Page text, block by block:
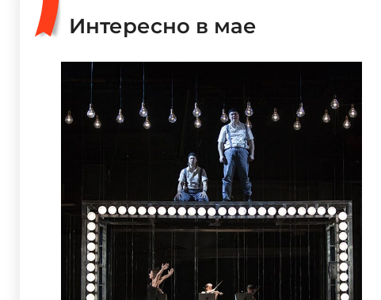
Интересно в мае